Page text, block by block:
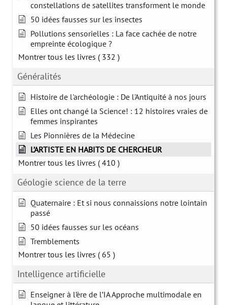
constellations de satellites transforment le monde
50 idées fausses sur les insectes
Pollutions sensorielles : La face cachée de notre
empreinte écologique ?
Montrer tous les livres ( 332 )
Généralités
Histoire de l'archéologie : De l'Antiquité à nos jours
Elles ont changé la Science! : 12 histoires vraies de
femmes inspirantes
Les Pionnières de la Médecine
L’ARTISTE EN HABITS DE CHERCHEUR
Montrer tous les livres ( 410 )
Géologie science de la terre
Quaternaire : Et si nous connaissions notre lointain
passé
50 idées fausses sur les océans
Tremblements
Montrer tous les livres ( 65 )
Intelligence artificielle
Enseigner à l’ère de l’IA Approche multimodale en